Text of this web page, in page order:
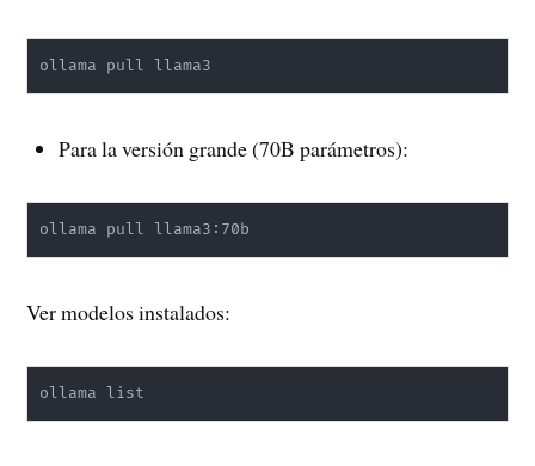
ollama pull llama3
Para la versión grande (70B parámetros):
ollama pull llama3:70b
Ver modelos instalados:
ollama list